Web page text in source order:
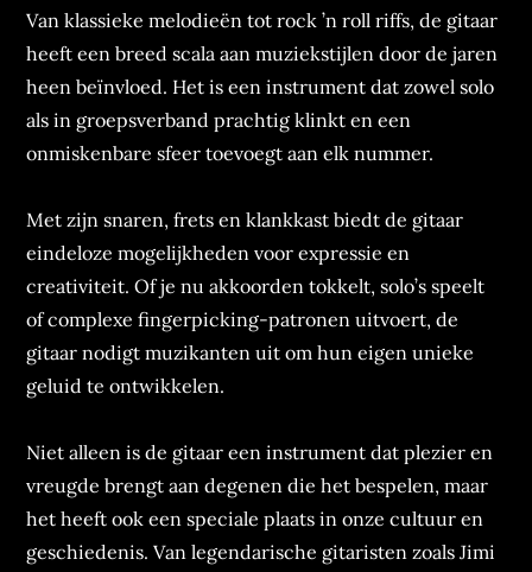
Van klassieke melodieën tot rock ’n roll riffs, de gitaar
heeft een breed scala aan muziekstijlen door de jaren
heen beïnvloed. Het is een instrument dat zowel solo
als in groepsverband prachtig klinkt en een
onmiskenbare sfeer toevoegt aan elk nummer.
Met zijn snaren, frets en klankkast biedt de gitaar
eindeloze mogelijkheden voor expressie en
creativiteit. Of je nu akkoorden tokkelt, solo’s speelt
of complexe fingerpicking-patronen uitvoert, de
gitaar nodigt muzikanten uit om hun eigen unieke
geluid te ontwikkelen.
Niet alleen is de gitaar een instrument dat plezier en
vreugde brengt aan degenen die het bespelen, maar
het heeft ook een speciale plaats in onze cultuur en
geschiedenis. Van legendarische gitaristen zoals Jimi